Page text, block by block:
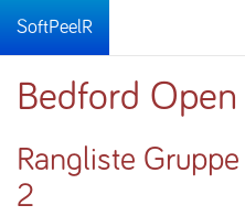
SoftPeelR
Bedford Open
Rangliste
2